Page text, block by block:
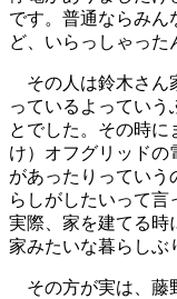
です。普通ならみん
ど、いらっしゃった
その人は鈴木さん
っているよっていう
とでした。その時
け）オフグリッドの
があったりっていう
らしがしたいって言
実際、家を建てる時
家みたいな暮らしぶ
その方が実は、藤